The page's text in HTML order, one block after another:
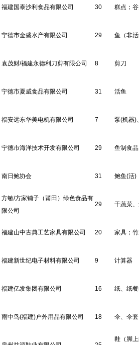
福建国泰沙利食品有限公司 30 糕点；
宁德市金盛水产有限公司 29 鱼（非
袁茂财/福建永德利刀剪有限公司 8 剪刀
宁德市夏威食品有限公司 31 活鱼
福安远东华美电机有限公司 7 泵(机器)
宁德市海洋技术开发有限公司 29 鱼制食
南日鲍协会 31 鲍鱼(活)
方敏/方家铺子（莆田）绿色食品有
限公司
29 干蔬菜
福建山中古典工艺家具有限公司 20 家具；
福建新世纪电子材料有限公司 9 计算器
福建亿发集团有限公司 16 纸、纸
雨中鸟(福建)户外用品有限公司 18 伞、伞
鞋（脚